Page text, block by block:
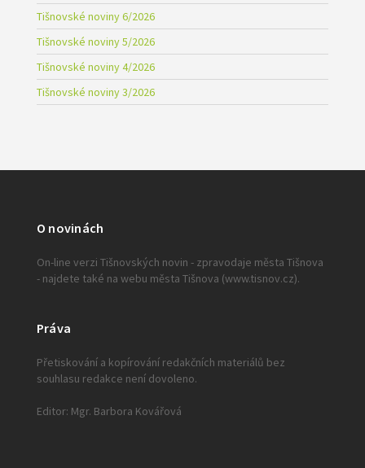
Tišnovské noviny 6/2026
Tišnovské noviny 5/2026
Tišnovské noviny 4/2026
Tišnovské noviny 3/2026
O novinách
On-line verzi Tišnovských novin - zpravodaje města Tišnova
- najdete také na webu města Tišnova (www.tisnov.cz).
Práva
Přetiskování a kopírování redakčních materiálů bez
souhlasu redakce není dovoleno.
Editor: Mgr. Barbora Kovářová